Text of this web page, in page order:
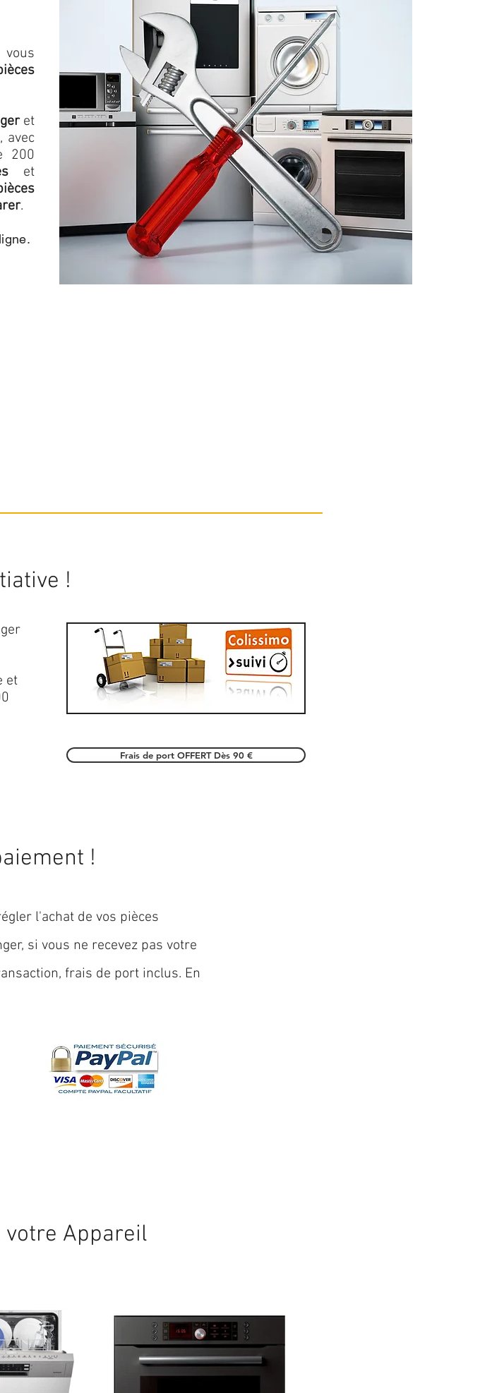
et
avec
200
et
.
!
et
Frais de port OFFERT Dès 90 €
!
l'achat de vos pièces
si vous ne recevez pas votre
frais de port inclus. En
votre Appareil